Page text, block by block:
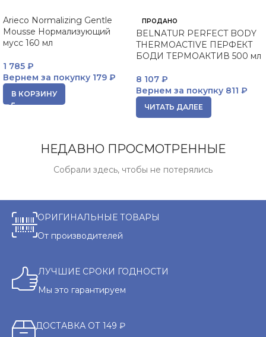
Arieco Normalizing Gentle
Mousse Нормализующий
мусс 160 мл
1 785 ₽
Вернем за покупку 179 ₽
В КОРЗИНУ
ПРОДАНО
BELNATUR PERFECT BODY
THERMOACTIVE ПЕРФЕКТ
БОДИ ТЕРМОАКТИВ 500 мл
8 107 ₽
Вернем за покупку 811 ₽
ЧИТАТЬ ДАЛЕЕ
НЕДАВНО ПРОСМОТРЕННЫЕ
Собрали здесь, чтобы не потерялись
ОРИГИНАЛЬНЫЕ ТОВАРЫ
От производителей
ЛУЧШИЕ СРОКИ ГОДНОСТИ
Мы это гарантируем
ДОСТАВКА ОТ 149 ₽